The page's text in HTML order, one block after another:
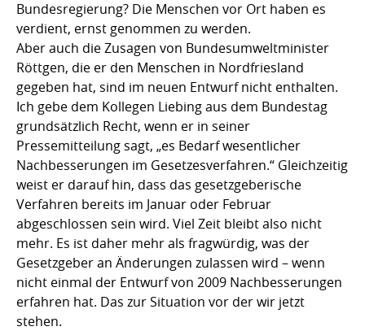
Bundesregierung? Die Menschen vor Ort haben es
verdient, ernst genommen zu werden.
Aber auch die Zusagen von Bundesumweltminister
Röttgen, die er den Menschen in Nordfriesland
gegeben hat, sind im neuen Entwurf nicht enthalten.
Ich gebe dem Kollegen Liebing aus dem Bundestag
grundsätzlich Recht, wenn er in seiner
Pressemitteilung sagt, „es Bedarf wesentlicher
Nachbesserungen im Gesetzesverfahren.“ Gleichzeitig
weist er darauf hin, dass das gesetzgeberische
Verfahren bereits im Januar oder Februar
abgeschlossen sein wird. Viel Zeit bleibt also nicht
mehr. Es ist daher mehr als fragwürdig, was der
Gesetzgeber an Änderungen zulassen wird – wenn
nicht einmal der Entwurf von 2009 Nachbesserungen
erfahren hat. Das zur Situation vor der wir jetzt
stehen.